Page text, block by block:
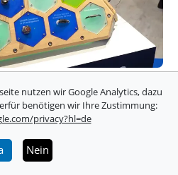
nutzen wir Google Analytics, dazu
benötigen wir Ihre Zustimmung:
privacy?hl=de
Nein